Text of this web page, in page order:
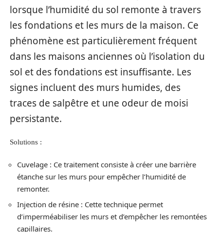
lorsque l’humidité du sol remonte à travers
les fondations et les murs de la maison. Ce
phénomène est particulièrement fréquent
dans les maisons anciennes où l’isolation du
sol et des fondations est insuffisante. Les
signes incluent des murs humides, des
traces de salpêtre et une odeur de moisi
persistante.
Solutions :
Cuvelage : Ce traitement consiste à créer une barrière
étanche sur les murs pour empêcher l’humidité de
remonter.
Injection de résine : Cette technique permet
d’imperméabiliser les murs et d’empêcher les remontées
capillaires.